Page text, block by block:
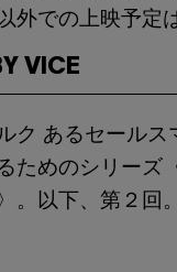
外での上映予定
VICE
ク あるセール
ためのシリーズ
。以下、第２回。